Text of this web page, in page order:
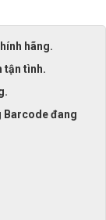
hãng.
tận tình.
Barcode đang